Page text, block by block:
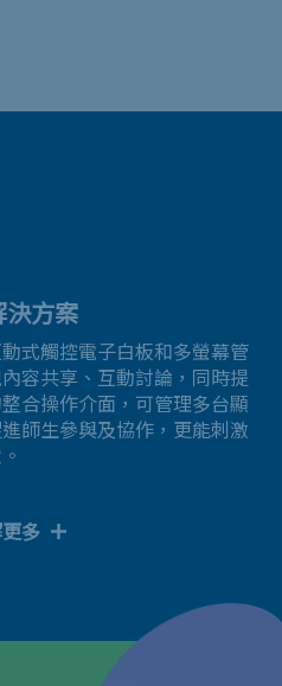
決方案
式觸控電子白板和多螢幕管
容共享、互動討論，同時提
合操作介面，可管理多台顯
師生參與及協作，更能刺激
多